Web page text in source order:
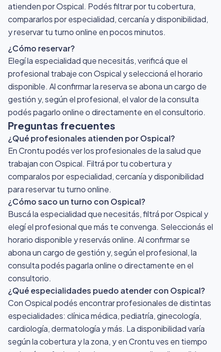
atienden por Ospical. Podés filtrar por tu cobertura,
compararlos por especialidad, cercanía y disponibilidad,
y reservar tu turno online en pocos minutos.
¿Cómo reservar?
Elegí la especialidad que necesitás, verificá que el
profesional trabaje con Ospical y seleccioná el horario
disponible. Al confirmar la reserva se abona un cargo de
gestión y, según el profesional, el valor de la consulta
podés pagarlo online o directamente en el consultorio.
Preguntas frecuentes
¿Qué profesionales atienden por Ospical?
En Crontu podés ver los profesionales de la salud que
trabajan con Ospical. Filtrá por tu cobertura y
comparalos por especialidad, cercanía y disponibilidad
para reservar tu turno online.
¿Cómo saco un turno con Ospical?
Buscá la especialidad que necesitás, filtrá por Ospical y
elegí el profesional que más te convenga. Seleccionás el
horario disponible y reservás online. Al confirmar se
abona un cargo de gestión y, según el profesional, la
consulta podés pagarla online o directamente en el
consultorio.
¿Qué especialidades puedo atender con Ospical?
Con Ospical podés encontrar profesionales de distintas
especialidades: clínica médica, pediatría, ginecología,
cardiología, dermatología y más. La disponibilidad varía
según la cobertura y la zona, y en Crontu ves en tiempo